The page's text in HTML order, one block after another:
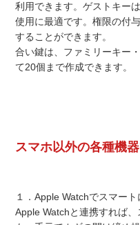
利用できます。ゲストキー
使用に最適です。権限の付
することができます。
合い鍵は、ファミリーキー
て20個まで作成できます。
スマホ以外の各種機
１．Apple Watchでスマート
Apple Watchと連携すれば